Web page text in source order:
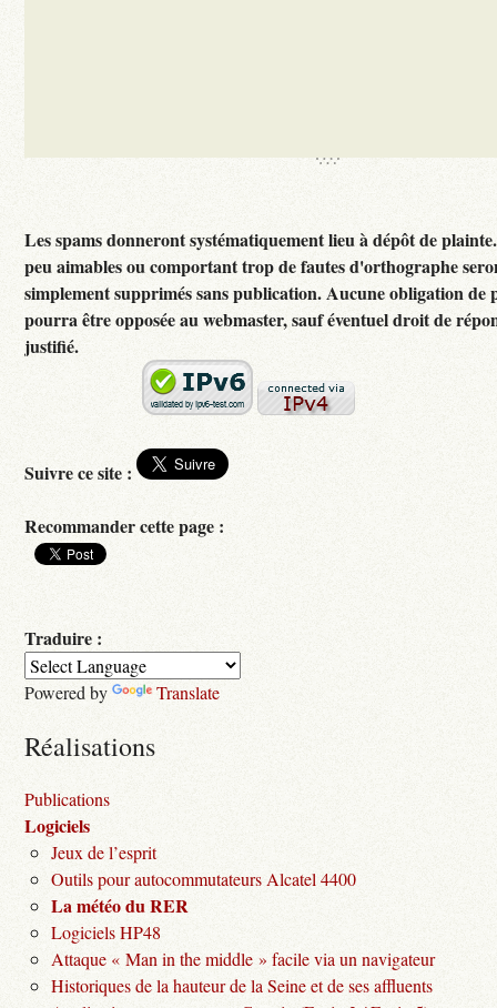
Les spams donneront systématiquement lieu à dépôt de plainte.
peu aimables ou comportant trop de fautes d'orthographe
simplement supprimés sans publication. Aucune obligation de
pourra être opposée au webmaster, sauf éventuel droit de
justifié.
Suivre ce site :
Recommander cette page :
Traduire :
Powered by Translate
Réalisations
Publications
Logiciels
Jeux de l’esprit
Outils pour autocommutateurs Alcatel 4400
La météo du RER
Logiciels HP48
Attaque « Man in the middle » facile via un navigateur
Historiques de la hauteur de la Seine et de ses affluents